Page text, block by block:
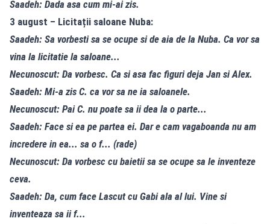
Saadeh: Dada asa cum mi-ai zis.
3 august – Licitații saloane Nuba:
Saadeh: Sa vorbesti sa se ocupe si de aia de la Nuba. Ca vor sa
vina la licitatie la saloane...
Necunoscut: Da vorbesc. Ca si asa fac figuri deja Jan si Alex.
Saadeh: Mi-a zis C. ca vor sa ne ia saloanele.
Necunoscut: Pai C. nu poate sa ii dea la o parte...
Saadeh: Face si ea pe partea ei. Dar e cam vagaboanda nu am
incredere in ea... sa o f... (rade)
Necunoscut: Da vorbesc cu baietii sa se ocupe sa le inventeze
ceva.
Saadeh: Da, cum face Lascut cu Gabi ala al lui. Vine si
inventeaza sa ii f...